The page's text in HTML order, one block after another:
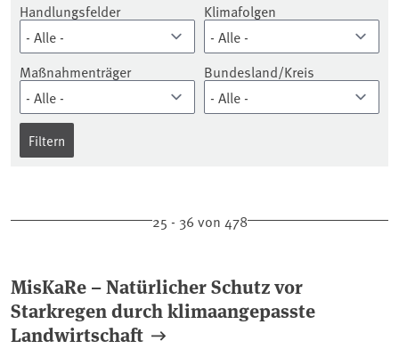
Handlungsfelder Klimafolgen
Maßnahmenträger Bundesland/Kreis
25 - 36 von 478
MisKaRe – Natürlicher Schutz vor
Starkregen durch klimaangepasste
Landwirtschaft